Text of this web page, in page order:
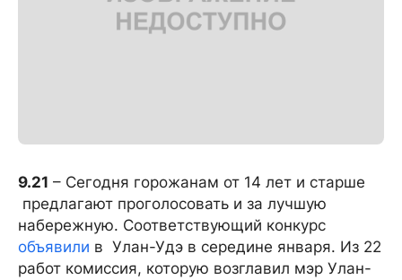
9.21 – Сегодня горожанам от 14 лет и старше
предлагают проголосовать и за лучшую
набережную. Соответствующий конкурс
объявили в Улан-Удэ в середине января. Из 22
работ комиссия, которую возглавил мэр Улан-